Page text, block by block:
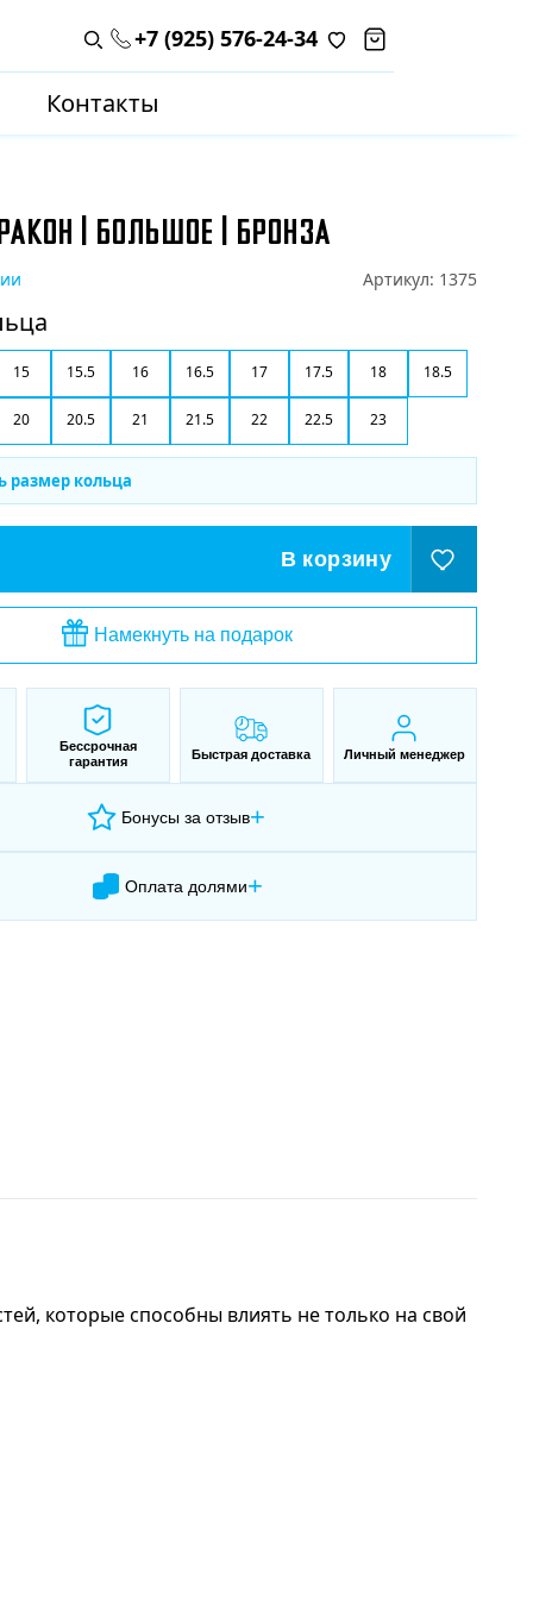
Поиск по каталогу
+7 (925) 576-24-34
Контакты
| БОЛЬШОЕ | БРОНЗА
Артикул: 1375
15 15.5 16 16.5 17 17.5 18 18.5
20 20.5 21 21.5 22 22.5 23
размер кольца
В корзину
Намекнуть на подарок
Бессрочная
гарантия
Быстрая доставка Личный менеджер
Бонусы за отзыв+
Оплата долями+
которые способны влиять не только на свой